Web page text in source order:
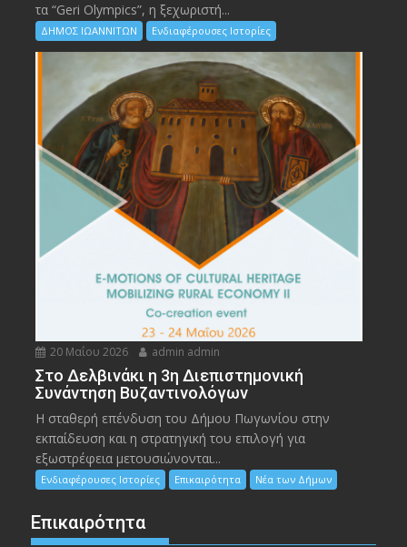
τα “Geri Olympics”, η ξεχωριστή...
ΔΗΜΟΣ ΙΩΑΝΝΙΤΩΝ Ενδιαφέρουσες Ιστορίες
20 Μαΐου 2026 admin admin
Στο Δελβινάκι η 3η Διεπιστημονική
Συνάντηση Βυζαντινολόγων
Η σταθερή επένδυση του Δήμου Πωγωνίου στην
εκπαίδευση και η στρατηγική του επιλογή για
εξωστρέφεια μετουσιώνονται...
Ενδιαφέρουσες Ιστορίες Επικαιρότητα Νέα των Δήμων
Επικαιρότητα